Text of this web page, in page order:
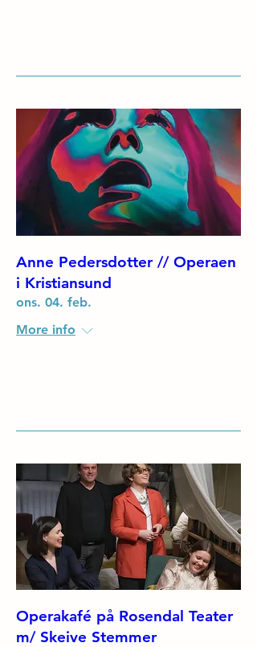
Anne Pedersdotter // Operaen
i Kristiansund
ons. 04. feb.
More info
Operakafé på Rosendal Teater
m/ Skeive Stemmer